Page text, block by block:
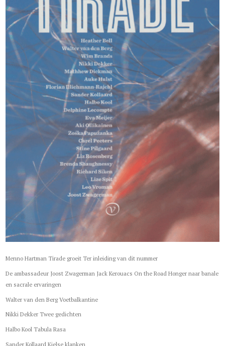
Menno Hartman Tirade groeit Ter inleiding van dit nummer
De ambassadeur Joost Zwagerman Jack Kerouacs On the Road Honger naar banale
en sacrale ervaringen
Walter van den Berg Voetbalkantine
Nikki Dekker Twee gedichten
Halbo Kool Tabula Rasa
Sander Kollaard Kielse klanken